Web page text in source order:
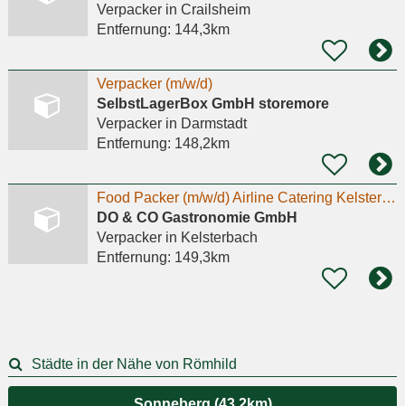
Verpackerin Crailsheim
Entfernung: 144,3km
Verpacker (m/w/d)
SelbstLagerBox GmbH storemore
Verpackerin Darmstadt
Entfernung: 148,2km
Food Packer (m/w/d) Airline Catering Kelsterbach
DO & CO Gastronomie GmbH
Verpackerin Kelsterbach
Entfernung: 149,3km
Städte in der Nähe von Römhild